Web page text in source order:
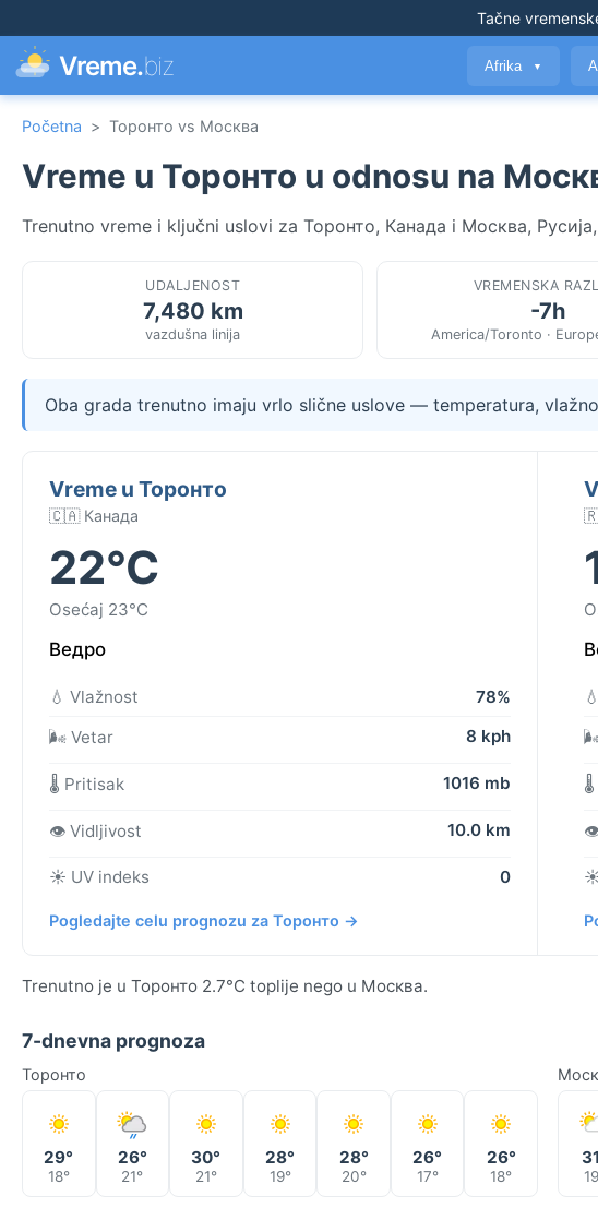
Tačne
Vreme.biz Afrika ▼
Početna > Торонто vs Москва
Vreme u Торонто u odnosu na
Trenutno vreme i ključni uslovi za Торонто, Канада i Москва,
UDALJENOST
7,480 km
vazdušna linija
VREMENSKA
-7h
America/Toronto ·
Oba grada trenutno imaju vrlo slične uslove — temperatura,
Vreme u Торонто
🇨🇦 Канада
22°C
Osećaj 23°C
Ведро
💧 Vlažnost
78%
🌬️ Vetar
8 kph
🌡️ Pritisak 1016 mb
👁️ Vidljivost 10.0 km
☀️ UV indeks 0
Pogledajte celu prognozu za Торонто →
Trenutno je u Торонто 2.7°C toplije nego u Москва.
7-dnevna prognoza
Торонто
29°
18°
26°
21°
30°
21°
28°
19°
28°
20°
26°
17°
26°
18°